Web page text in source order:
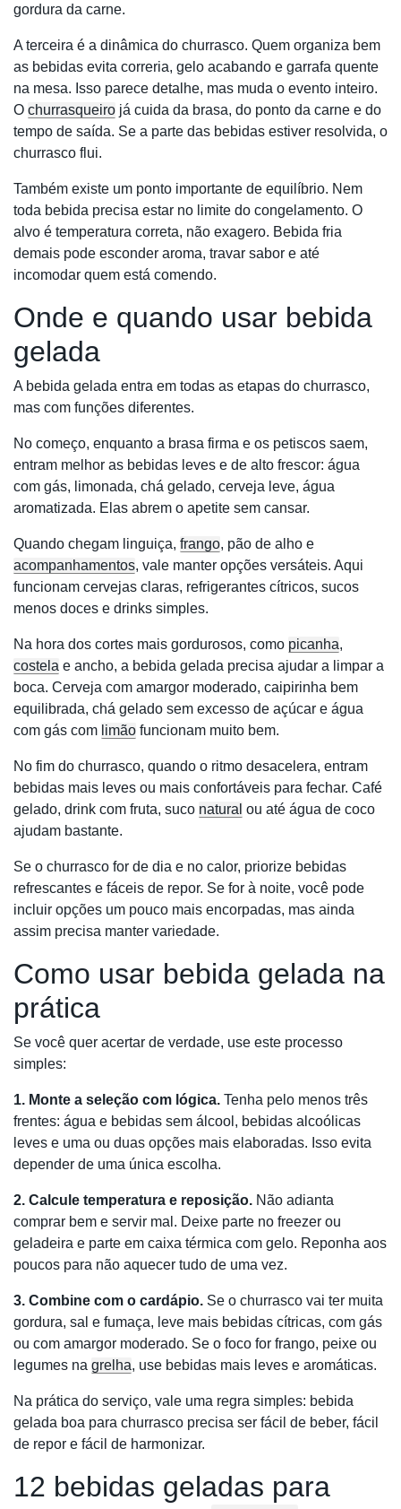
gordura da carne.
A terceira é a dinâmica do churrasco. Quem organiza bem
as bebidas evita correria, gelo acabando e garrafa quente
na mesa. Isso parece detalhe, mas muda o evento inteiro.
O churrasqueiro já cuida da brasa, do ponto da carne e do
tempo de saída. Se a parte das bebidas estiver resolvida, o
churrasco flui.
Também existe um ponto importante de equilíbrio. Nem
toda bebida precisa estar no limite do congelamento. O
alvo é temperatura correta, não exagero. Bebida fria
demais pode esconder aroma, travar sabor e até
incomodar quem está comendo.
Onde e quando usar bebida
gelada
A bebida gelada entra em todas as etapas do churrasco,
mas com funções diferentes.
No começo, enquanto a brasa firma e os petiscos saem,
entram melhor as bebidas leves e de alto frescor: água
com gás, limonada, chá gelado, cerveja leve, água
aromatizada. Elas abrem o apetite sem cansar.
Quando chegam linguiça, frango, pão de alho e
acompanhamentos, vale manter opções versáteis. Aqui
funcionam cervejas claras, refrigerantes cítricos, sucos
menos doces e drinks simples.
Na hora dos cortes mais gordurosos, como picanha,
costela e ancho, a bebida gelada precisa ajudar a limpar a
boca. Cerveja com amargor moderado, caipirinha bem
equilibrada, chá gelado sem excesso de açúcar e água
com gás com limão funcionam muito bem.
No fim do churrasco, quando o ritmo desacelera, entram
bebidas mais leves ou mais confortáveis para fechar. Café
gelado, drink com fruta, suco natural ou até água de coco
ajudam bastante.
Se o churrasco for de dia e no calor, priorize bebidas
refrescantes e fáceis de repor. Se for à noite, você pode
incluir opções um pouco mais encorpadas, mas ainda
assim precisa manter variedade.
Como usar bebida gelada na
prática
Se você quer acertar de verdade, use este processo
simples:
1. Monte a seleção com lógica. Tenha pelo menos três
frentes: água e bebidas sem álcool, bebidas alcoólicas
leves e uma ou duas opções mais elaboradas. Isso evita
depender de uma única escolha.
2. Calcule temperatura e reposição. Não adianta
comprar bem e servir mal. Deixe parte no freezer ou
geladeira e parte em caixa térmica com gelo. Reponha aos
poucos para não aquecer tudo de uma vez.
3. Combine com o cardápio. Se o churrasco vai ter muita
gordura, sal e fumaça, leve mais bebidas cítricas, com gás
ou com amargor moderado. Se o foco for frango, peixe ou
legumes na grelha, use bebidas mais leves e aromáticas.
Na prática do serviço, vale uma regra simples: bebida
gelada boa para churrasco precisa ser fácil de beber, fácil
de repor e fácil de harmonizar.
12 bebidas geladas para